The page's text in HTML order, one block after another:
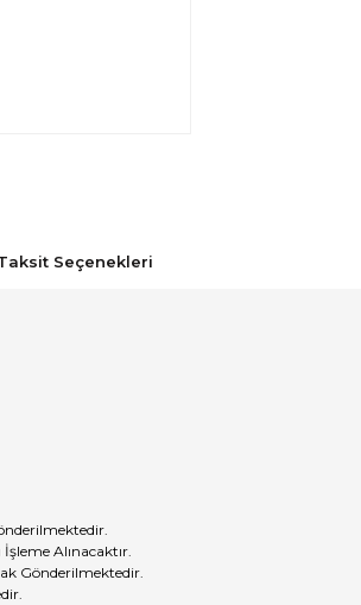
Seçenekleri
Alınacaktır.
Gönderilmektedir.